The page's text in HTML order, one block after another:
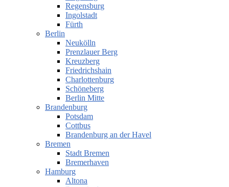
Regensburg
Ingolstadt
Fürth
Berlin
Neukölln
Prenzlauer Berg
Kreuzberg
Friedrichshain
Charlottenburg
Schöneberg
Berlin Mitte
Brandenburg
Potsdam
Cottbus
Brandenburg an der Havel
Bremen
Stadt Bremen
Bremerhaven
Hamburg
Altona